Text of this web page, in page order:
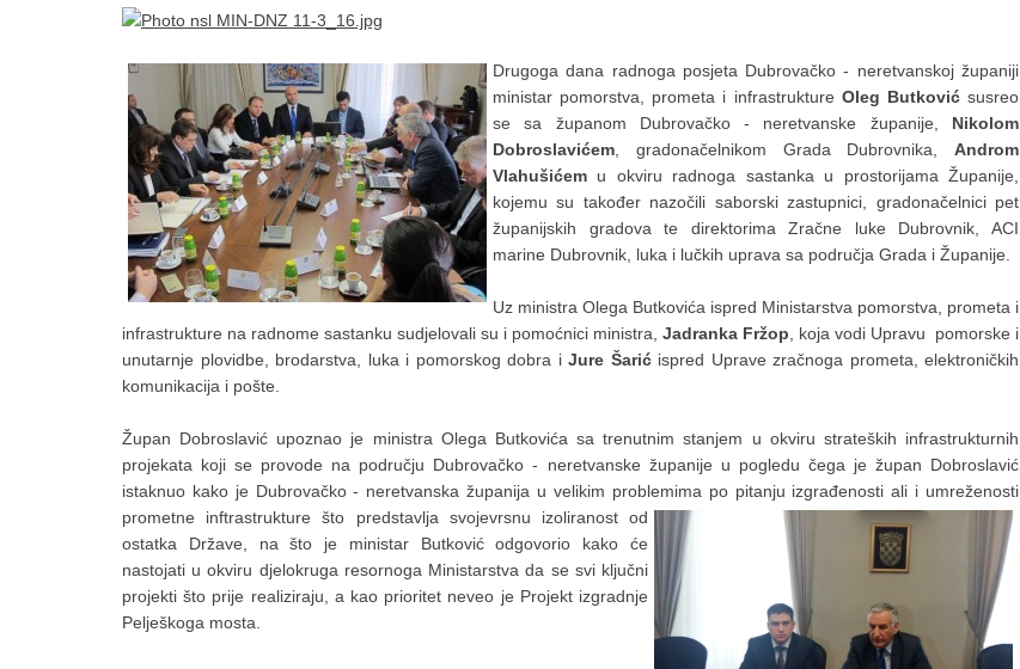
Drugoga dana radnoga posjeta Dubrovačko - neretvanskoj županiji
ministar pomorstva, prometa i infrastrukture Oleg Butkovićsusreo
se sa županom Dubrovačko - neretvanske županije, Nikolom
Dobroslavićem, gradonačelnikom Grada Dubrovnika, Androm
Vlahušićem u okviru radnoga sastanka u prostorijama Županije,
kojemu su također nazočili saborski zastupnici, gradonačelnici pet
županijskih gradova te direktorima Zračne luke Dubrovnik, ACI
marine Dubrovnik, luka i lučkih uprava sa područja Grada i Županije.
Uz ministra Olega Butkovića ispred Ministarstva pomorstva, prometa i
infrastrukture na radnome sastanku sudjelovali su i pomoćnici ministra, Jadranka Fržop, koja vodi Upravu pomorske i
unutarnje plovidbe, brodarstva, luka i pomorskog dobra i Jure Šarićispred Uprave zračnoga prometa, elektroničkih
komunikacija i pošte.
Župan Dobroslavić upoznao je ministra Olega Butkovića sa trenutnim stanjem u okviru strateških infrastrukturnih
projekata koji se provode na području Dubrovačko - neretvanske županije u pogledu čega je župan Dobroslavić
istaknuo kako je Dubrovačko - neretvanska županija u velikim problemima po pitanju izgrađenosti ali i umreženosti
prometne inftrastrukture što predstavlja svojevrsnu izoliranost od
ostatka Države, na što je ministar Butković odgovorio kako će
nastojati u okviru djelokruga resornoga Ministarstva da se svi ključni
projekti što prije realiziraju, a kao prioritet neveo je Projekt izgradnje
Pelješkoga mosta.